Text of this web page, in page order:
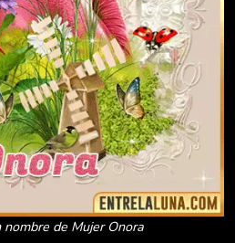
nombre de Mujer Onora